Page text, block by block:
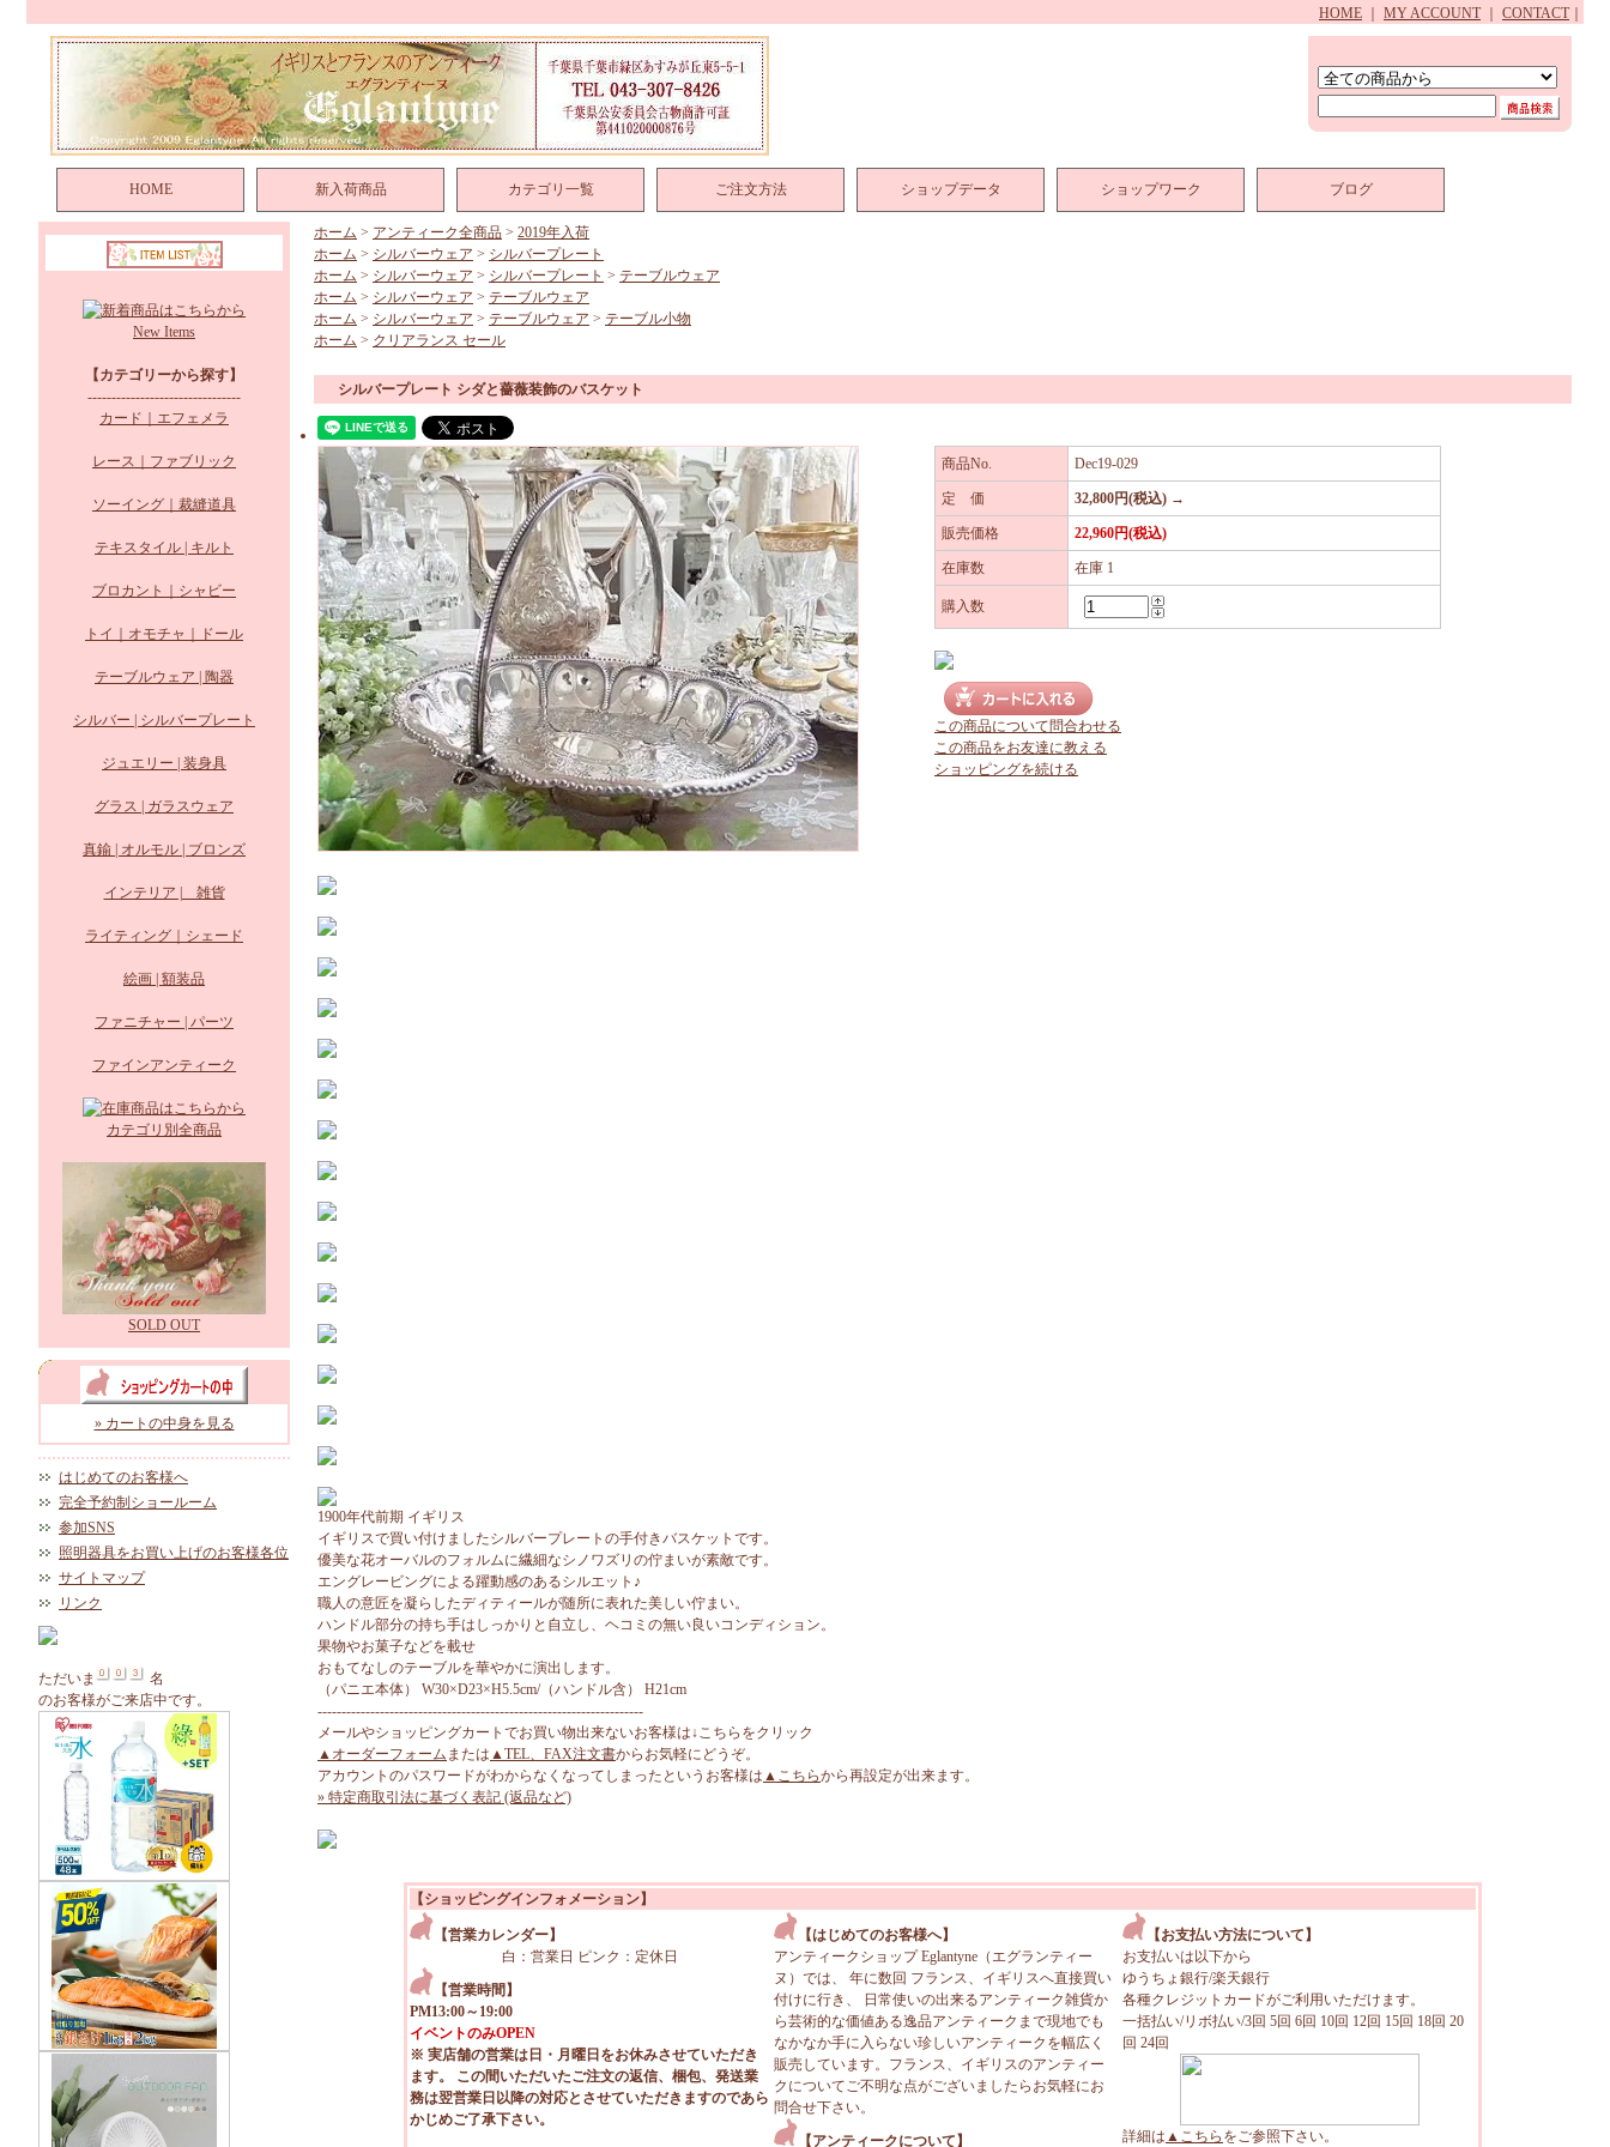
HOME MY ACCOUNT CONTACT
HOME 新入荷商品 カテゴリ一覧 ご注文方法 ショップデータ ショップワーク ブログ
New Items
【カテゴリーから探す】
--------------------------------
カード｜エフェメラ
レース｜ファブリック
ソーイング｜裁縫道具
テキスタイル | キルト
ブロカント｜シャビー
トイ｜オモチャ｜ドール
テーブルウェア | 陶器
シルバー | シルバープレート
ジュエリー | 装身具
グラス | ガラスウェア
真鍮 | オルモル | ブロンズ
インテリア | 雑貨
ライティング｜シェード
絵画 | 額装品
ファニチャー | パーツ
ファインアンティーク
カテゴリ別全商品
SOLD OUT
» カートの中身を見る
はじめてのお客様へ
完全予約制ショールーム
参加SNS
照明器具をお買い上げのお客様各位
サイトマップ
リンク
ただいま
名
のお客様がご来店中です。
ホーム > アンティーク全商品 > 2019年入荷
ホーム > シルバーウェア > シルバープレート
ホーム > シルバーウェア > シルバープレート > テーブルウェア
ホーム > シルバーウェア > テーブルウェア
ホーム > シルバーウェア > テーブルウェア > テーブル小物
ホーム > クリアランス セール
シルバープレート シダと薔薇装飾のバスケット
商品No. Dec19-029
定 価 32,800円(税込) →
販売価格 22,960円(税込)
在庫数 在庫 1
購入数
この商品について問合わせる
この商品をお友達に教える
ショッピングを続ける
1900年代前期 イギリス
イギリスで買い付けましたシルバープレートの手付きバスケットです。
優美な花オーバルのフォルムに繊細なシノワズリの佇まいが素敵です。
エングレービングによる躍動感のあるシルエット♪
職人の意匠を凝らしたディティールが随所に表れた美しい佇まい。
ハンドル部分の持ち手はしっかりと自立し、ヘコミの無い良いコンディション。
果物やお菓子などを載せ
おもてなしのテーブルを華やかに演出します。
（パニエ本体） W30×D23×H5.5cm/（ハンドル含） H21cm
--------------------------------------------------------------------
メールやショッピングカートでお買い物出来ないお客様は↓こちらをクリック
▲オーダーフォーム または ▲TEL、FAX注文書からお気軽にどうぞ。
アカウントのパスワードがわからなくなってしまったというお客様は ▲こちらから再設定が出来ます。
» 特定商取引法に基づく表記 (返品など)
【ショッピングインフォメーション】
【営業カレンダー】
白：営業日 ピンク：定休日
【営業時間】
PM13:00～19:00
イベントのみOPEN
※ 実店舗の営業は日・月曜日をお休みさせていただき
ます。 この間いただいたご注文の返信、梱包、発送業
務は翌営業日以降の対応とさせていただきますのであら
かじめご了承下さい。
【はじめてのお客様へ】
アンティークショップ Eglantyne（エグランティー
ヌ）では、 年に数回 フランス、イギリスへ直接買い
付けに行き、 日常使いの出来るアンティーク雑貨か
ら芸術的な価値ある逸品アンティークまで現地でも
なかなか手に入らない珍しいアンティークを幅広く
販売しています。フランス、イギリスのアンティー
クについてご不明な点がございましたらお気軽にお
問合せ下さい。
【アンティークについて】
【お支払い方法について】
お支払いは以下から
ゆうちょ銀行/楽天銀行
各種クレジットカードがご利用いただけます。
一括払い/リボ払い/3回 5回 6回 10回 12回 15回 18回 20
回 24回
詳細は ▲こちら をご参照下さい。